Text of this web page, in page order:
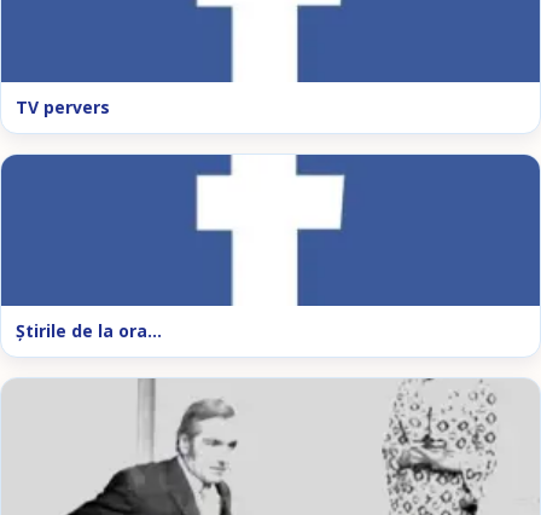
TV pervers
Ştirile de la ora…